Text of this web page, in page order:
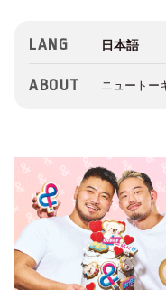
LANG
ABOUT ニュートー